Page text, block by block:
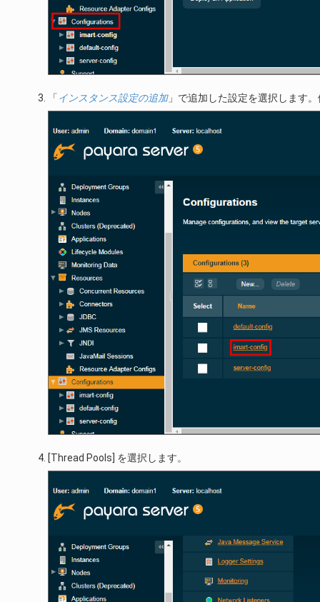
「 インスタンス設定の追加」で追加した設定を選択します
[Thread Pools] を選択します。